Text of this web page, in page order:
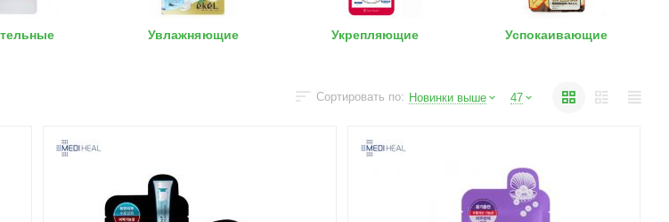
Увлажняющие Укрепляющие Успокаивающие
Сортировать по: Новинки выше 47